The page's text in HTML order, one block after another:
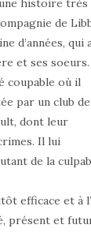
histoire très
de
d’années, qui
et ses soeurs.
coupable où il
par un club de
dont leur
Il lui
de la
efficace et à
présent et